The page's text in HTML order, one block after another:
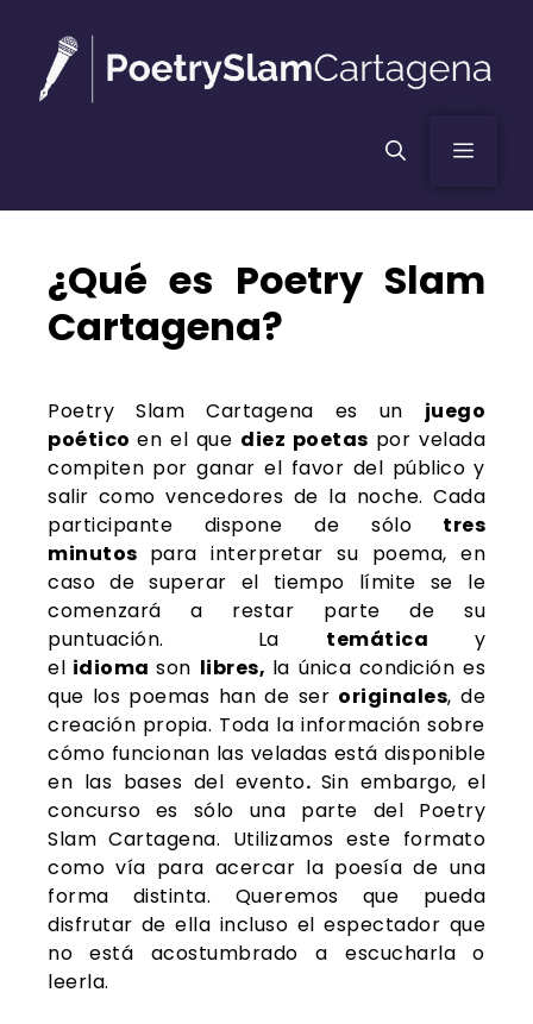
¿Qué es Poetry Slam
Cartagena?
Poetry Slam Cartagena es un juego
poéticoen el que diez poetas por velada
compiten por ganar el favor del público y
salir como vencedores de la noche. Cada
participante dispone de sólo tres
minutos para interpretar su poema, en
caso de superar el tiempo límite se le
comenzará a restar parte de su
puntuación. La temática y
el idiomason libres, la única condición es
que los poemas han de ser originales, de
creación propia. Toda la información sobre
cómo funcionan las veladas está disponible
en las bases del evento. Sin embargo, el
concurso es sólo una parte del Poetry
Slam Cartagena. Utilizamos este formato
como vía para acercar la poesía de una
forma distinta. Queremos que pueda
disfrutar de ella incluso el espectador que
no está acostumbrado a escucharla o
leerla.